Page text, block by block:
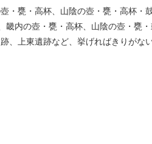
甕・高杯、山陰の壺・甕・高杯・
内の壺・甕・高杯、山陰の壺・甕
、上東遺跡など、挙げればきりがない